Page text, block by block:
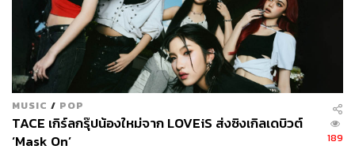
MUSIC / POP
TACE เกิร์ลกรุ๊ปน้องใหม่จาก LOVEiS ส่งซิงเกิลเดบิวต์
‘Mask On’
189